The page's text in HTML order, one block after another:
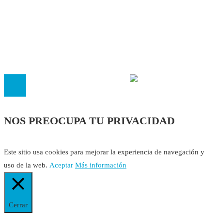
NOS PREOCUPA TU PRIVACIDAD
Este sitio usa cookies para mejorar la experiencia de navegación y
uso de la web. Aceptar Más información
Cerrar